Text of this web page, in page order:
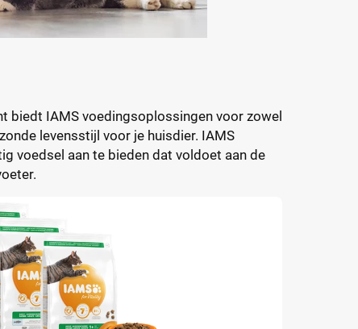
biedt IAMS voedingsoplossingen voor zowel
levensstijl voor je huisdier. IAMS
voedsel aan te bieden dat voldoet aan de